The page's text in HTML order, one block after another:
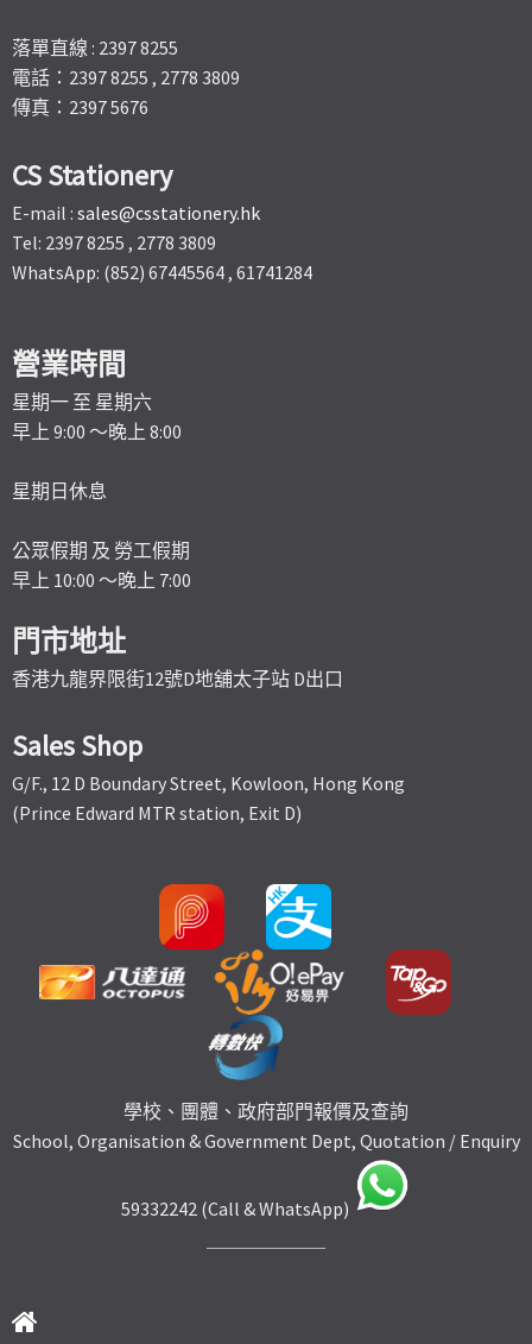
落單直線 : 2397 8255
電話：2397 8255 , 2778 3809
傳真：2397 5676
CS Stationery
E-mail : sales@csstationery.hk
Tel: 2397 8255 , 2778 3809
WhatsApp: (852) 67445564 , 61741284
營業時間
星期一 至 星期六
早上 9:00 ～晚上 8:00
星期日休息
公眾假期 及 勞工假期
早上 10:00 ～晚上 7:00
門市地址
香港九龍界限街12號D地舖太子站 D出口
Sales Shop
G/F., 12 D Boundary Street, Kowloon, Hong Kong
(Prince Edward MTR station, Exit D)
學校、團體、政府部門報價及查詢
School, Organisation & Government Dept, Quotation / Enquiry
59332242 (Call & WhatsApp)